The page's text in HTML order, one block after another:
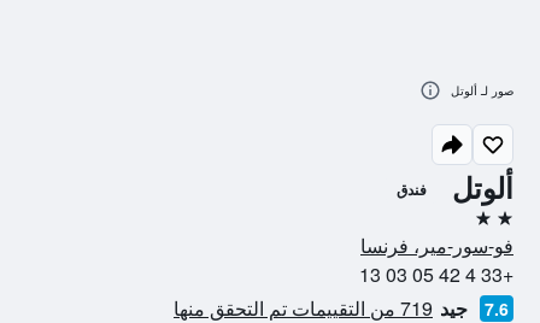
ألوتل فندق
2 نجمتين
فو-سور-مير، فرنسا
+33 4 42 05 03 13
7.6 جيد 719 من التقييمات تم التحقق منها
صور لـ ألوتل